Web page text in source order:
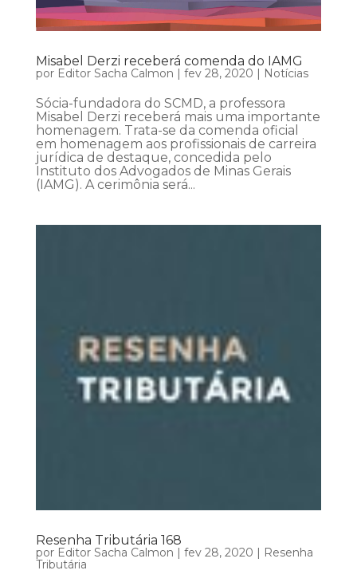
Misabel Derzi receberá comenda do IAMG
por Editor Sacha Calmon | fev 28, 2020 | Notícias
Sócia-fundadora do SCMD, a professora
Misabel Derzi receberá mais uma importante
homenagem. Trata-se da comenda oficial
em homenagem aos profissionais de carreira
jurídica de destaque, concedida pelo
Instituto dos Advogados de Minas Gerais
(IAMG). A cerimônia será...
Resenha Tributária 168
por Editor Sacha Calmon | fev 28, 2020 | Resenha
Tributária